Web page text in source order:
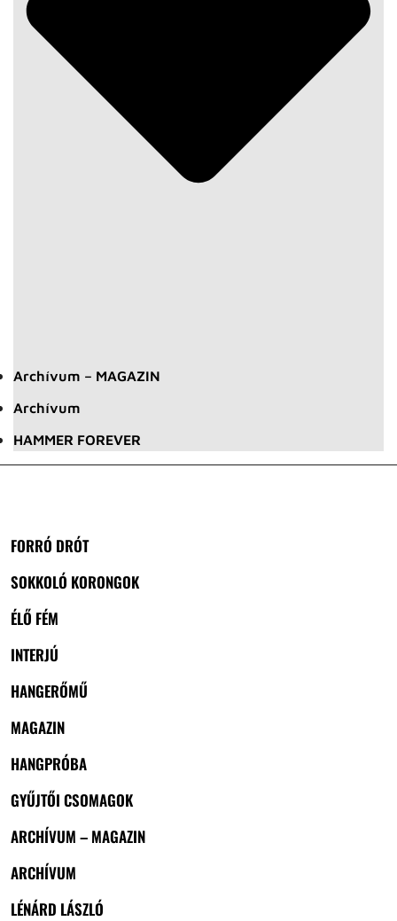
Archívum – MAGAZIN
Archívum
HAMMER FOREVER
FORRÓ DRÓT
SOKKOLÓ KORONGOK
ÉLŐ FÉM
INTERJÚ
HANGERŐMŰ
MAGAZIN
HANGPRÓBA
GYŰJTŐI CSOMAGOK
ARCHÍVUM – MAGAZIN
ARCHÍVUM
LÉNÁRD LÁSZLÓ